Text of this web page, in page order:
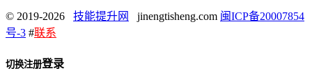
© 2019-2026 技能提升网 jinengtisheng.com 闽ICP备20007854
号-3 #联系
切换注册登录